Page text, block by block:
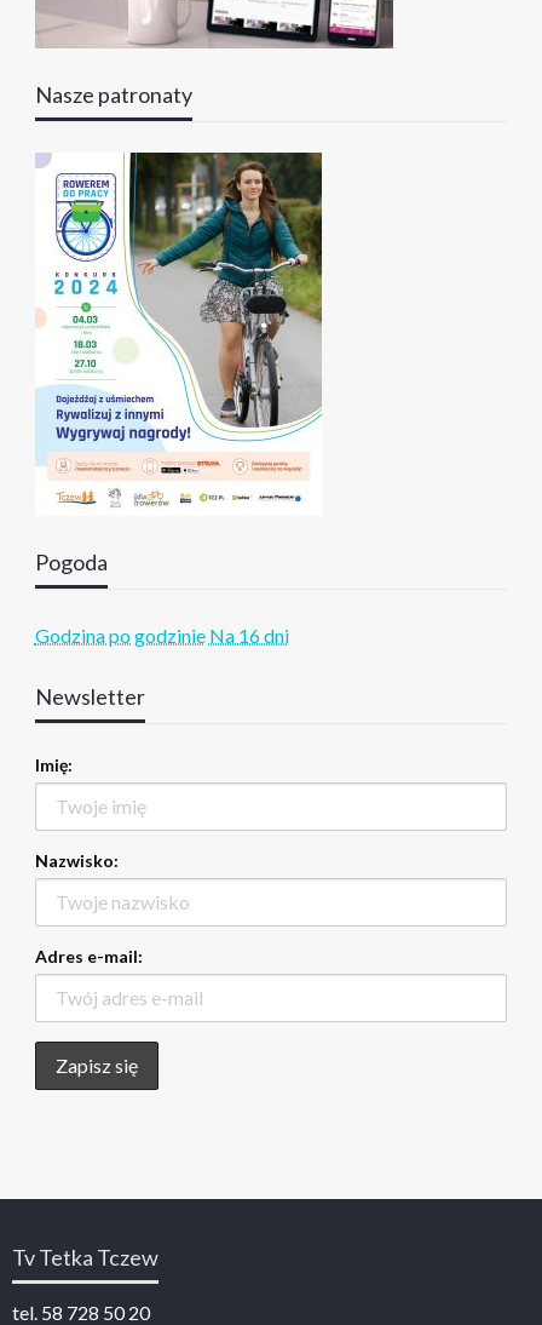
Nasze patronaty
Pogoda
Godzina po godzinie Na 16 dni
Newsletter
Imię:
Nazwisko:
Adres e-mail:
Tv Tetka Tczew
tel. 58 728 50 20